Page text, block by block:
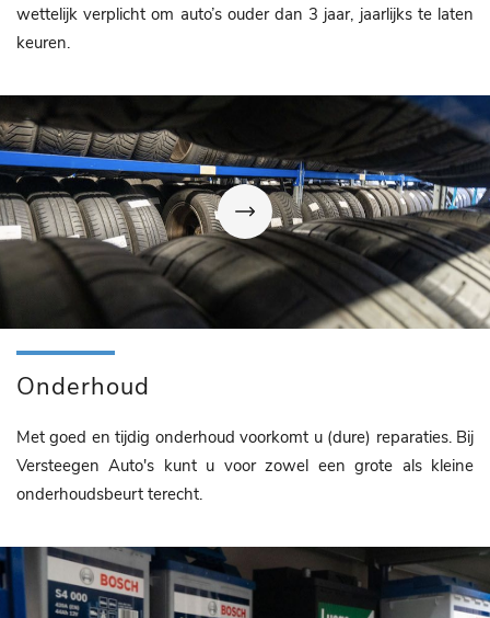
wettelijk verplicht om auto’s ouder dan 3 jaar, jaarlijks te laten
keuren.
Onderhoud
Met goed en tijdig onderhoud voorkomt u (dure) reparaties. Bij
Versteegen Auto's kunt u voor zowel een grote als kleine
onderhoudsbeurt terecht.